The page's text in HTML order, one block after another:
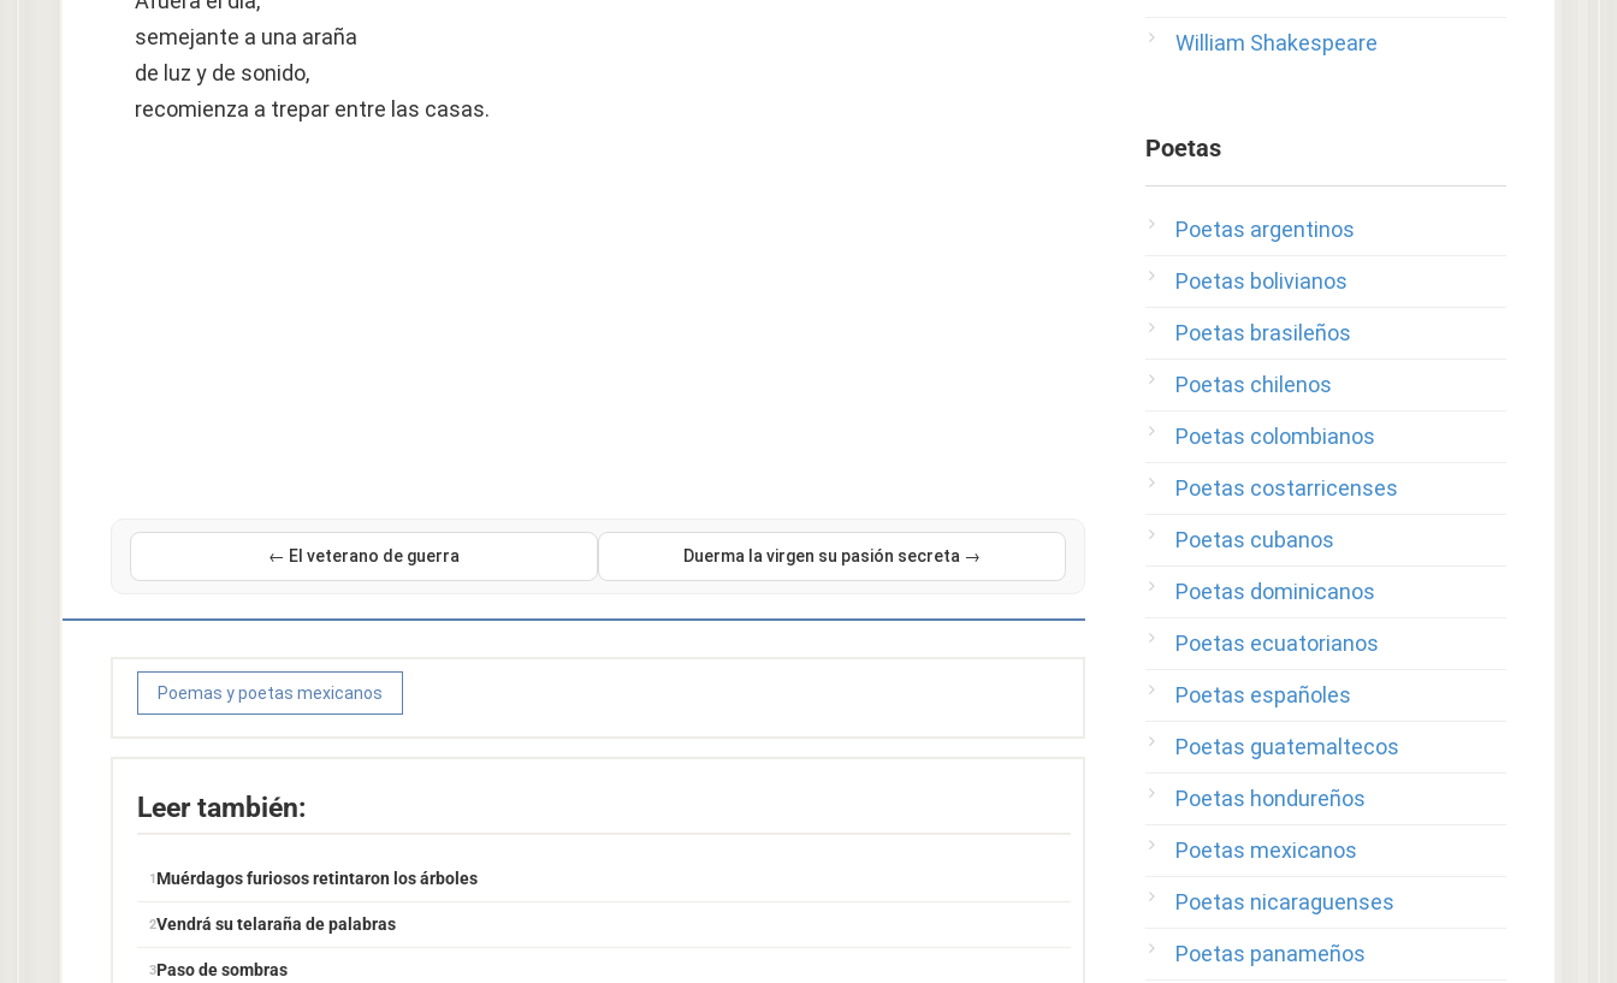
semejante a una araña
de luz y de sonido,
recomienza a trepar entre las casas.
← El veterano de guerra Duerma la virgen su pasión secreta →
Poemas y poetas mexicanos
Leer también:
Muérdagos furiosos retintaron los árboles
Vendrá su telaraña de palabras
Paso de sombras
William Shakespeare
Poetas
Poetas argentinos
Poetas bolivianos
Poetas brasileños
Poetas chilenos
Poetas colombianos
Poetas costarricenses
Poetas cubanos
Poetas dominicanos
Poetas ecuatorianos
Poetas españoles
Poetas guatemaltecos
Poetas hondureños
Poetas mexicanos
Poetas nicaraguenses
Poetas panameños